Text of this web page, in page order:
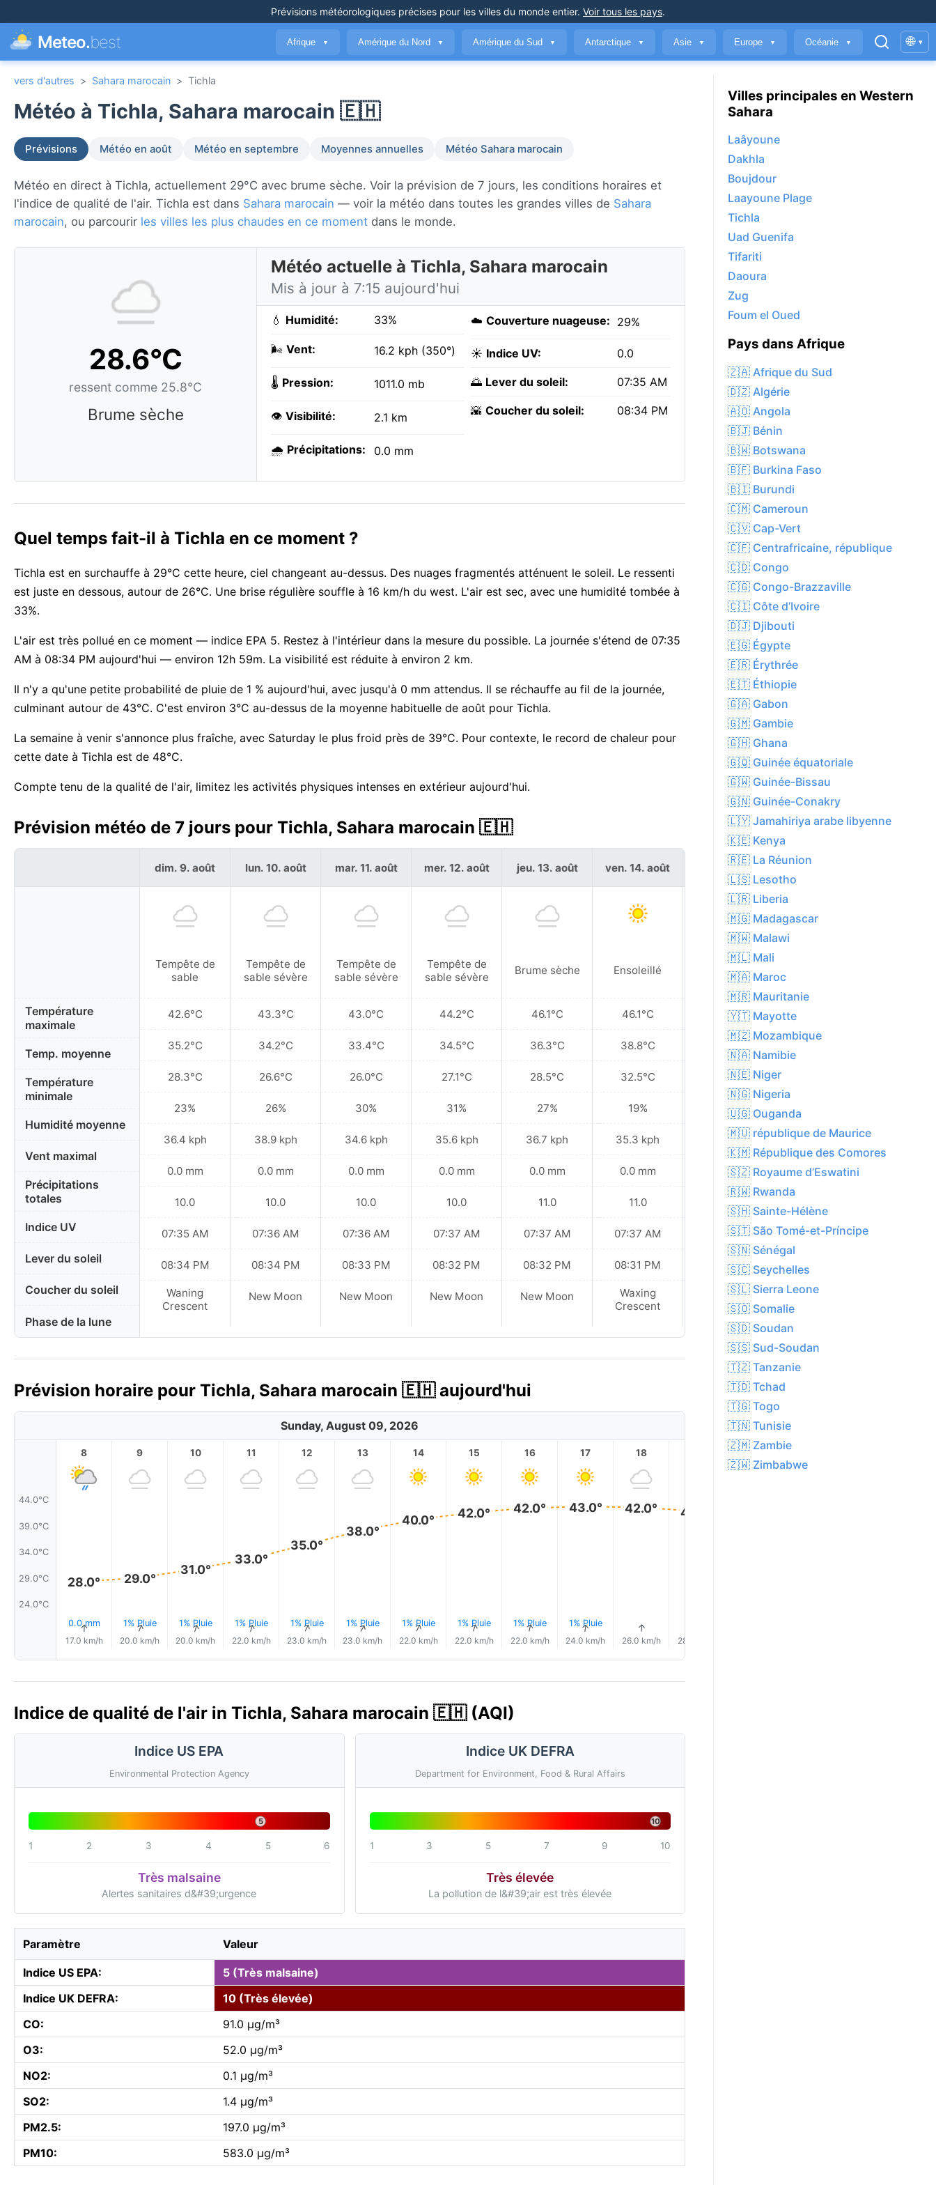
Prévisions météorologiques précises pour les villes du monde entier. Voir tous les pays.
Meteo.best Afrique ▼ Amérique du Nord ▼ Amérique du Sud ▼ Antarctique ▼ Asie ▼ Europe ▼ Océanie ▼ 🌐 ▾
vers d'autres > Sahara marocain > Tichla
Météo à Tichla, Sahara marocain 🇪🇭
Prévisions Météo en août Météo en septembre Moyennes annuelles Météo Sahara marocain
Météo en direct à Tichla, actuellement 29°C avec brume sèche. Voir la prévision de 7 jours, les conditions horaires et
l'indice de qualité de l'air. Tichla est dans Sahara marocain — voir la météo dans toutes les grandes villes de Sahara
marocain, ou parcourir les villes les plus chaudes en ce moment dans le monde.
28.6°C
ressent comme 25.8°C
Brume sèche
Météo actuelle à Tichla, Sahara marocain
Mis à jour à 7:15 aujourd'hui
💧 Humidité: 33%
🌬️ Vent: 16.2 kph (350°)
🌡️ Pression: 1011.0 mb
👁️ Visibilité: 2.1 km
🌧️ Précipitations: 0.0 mm
☁️ Couverture nuageuse: 29%
☀️ Indice UV: 0.0
🌅 Lever du soleil: 07:35 AM
🌇 Coucher du soleil: 08:34 PM
Quel temps fait-il à Tichla en ce moment ?
Tichla est en surchauffe à 29°C cette heure, ciel changeant au-dessus. Des nuages fragmentés atténuent le soleil. Le ressenti
est juste en dessous, autour de 26°C. Une brise régulière souffle à 16 km/h du west. L'air est sec, avec une humidité tombée à
33%.
L'air est très pollué en ce moment — indice EPA 5. Restez à l'intérieur dans la mesure du possible. La journée s'étend de 07:35
AM à 08:34 PM aujourd'hui — environ 12h 59m. La visibilité est réduite à environ 2 km.
Il n'y a qu'une petite probabilité de pluie de 1 % aujourd'hui, avec jusqu'à 0 mm attendus. Il se réchauffe au fil de la journée,
culminant autour de 43°C. C'est environ 3°C au-dessus de la moyenne habituelle de août pour Tichla.
La semaine à venir s'annonce plus fraîche, avec Saturday le plus froid près de 39°C. Pour contexte, le record de chaleur pour
cette date à Tichla est de 48°C.
Compte tenu de la qualité de l'air, limitez les activités physiques intenses en extérieur aujourd'hui.
Prévision météo de 7 jours pour Tichla, Sahara marocain 🇪🇭
Température
maximale
Temp. moyenne
Température
minimale
Humidité moyenne
Vent maximal
Précipitations
totales
Indice UV
Lever du soleil
Coucher du soleil
Phase de la lune
dim. 9. août
Tempête de
sable
42.6°C
35.2°C
28.3°C
23%
36.4 kph
0.0 mm
10.0
07:35 AM
08:34 PM
Waning
Crescent
lun. 10. août
Tempête de
sable sévère
43.3°C
34.2°C
26.6°C
26%
38.9 kph
0.0 mm
10.0
07:36 AM
08:34 PM
New Moon
mar. 11. août
Tempête de
sable sévère
43.0°C
33.4°C
26.0°C
30%
34.6 kph
0.0 mm
10.0
07:36 AM
08:33 PM
New Moon
mer. 12. août
Tempête de
sable sévère
44.2°C
34.5°C
27.1°C
31%
35.6 kph
0.0 mm
10.0
07:37 AM
08:32 PM
New Moon
jeu. 13. août
Brume sèche
46.1°C
36.3°C
28.5°C
27%
36.7 kph
0.0 mm
11.0
07:37 AM
08:32 PM
New Moon
ven. 14. août
Ensoleillé
46.1°C
38.8°C
32.5°C
19%
35.3 kph
0.0 mm
11.0
07:37 AM
08:31 PM
Waxing
Crescent
sam. 15. août
Ensoleillé
39.2°C
33.5°C
27.6°C
34%
23.0 kph
1.1 mm
07:38 AM
08:30 PM
Waxing
Crescent
Prévision horaire pour Tichla, Sahara marocain 🇪🇭 aujourd'hui
Sunday, August 09, 2026
44.0°C
39.0°C
34.0°C
29.0°C
24.0°C
8
28.0°
0.0 mm
↑
17.0 km/h
9
29.0°
1% Pluie
↑
20.0 km/h
10
31.0°
1% Pluie
↑
20.0 km/h
11
33.0°
1% Pluie
↑
22.0 km/h
12
35.0°
1% Pluie
↑
23.0 km/h
13
38.0°
1% Pluie
↑
23.0 km/h
14
40.0°
1% Pluie
↑
22.0 km/h
15
42.0°
1% Pluie
↑
22.0 km/h
16
42.0°
1% Pluie
↑
22.0 km/h
17
43.0°
1% Pluie
↑
24.0 km/h
18
42.0°
↑
26.0 km/h
42.0°
28.0 km/h
20
Indice de qualité de l'air in Tichla, Sahara marocain 🇪🇭 (AQI)
Indice US EPA
Environmental Protection Agency
5
1 2 3 4 5 6
Très malsaine
Alertes sanitaires d&#39;urgence
Indice UK DEFRA
Department for Environment, Food & Rural Affairs
10
1 3 5 7 9 10
Très élevée
La pollution de l&#39;air est très élevée
Paramètre Valeur
Indice US EPA:
5 (Très malsaine)
Indice UK DEFRA:
10 (Très élevée)
CO:
91.0 µg/m³
O3:
52.0 µg/m³
NO2:
0.1 µg/m³
SO2:
1.4 µg/m³
PM2.5:
197.0 µg/m³
PM10:
583.0 µg/m³
Villes principales en Western
Sahara
Laâyoune
Dakhla
Boujdour
Laayoune Plage
Tichla
Uad Guenifa
Tifariti
Daoura
Zug
Foum el Oued
Pays dans Afrique
🇿🇦 Afrique du Sud
🇩🇿 Algérie
🇦🇴 Angola
🇧🇯 Bénin
🇧🇼 Botswana
🇧🇫 Burkina Faso
🇧🇮 Burundi
🇨🇲 Cameroun
🇨🇻 Cap-Vert
🇨🇫 Centrafricaine, république
🇨🇩 Congo
🇨🇬 Congo-Brazzaville
🇨🇮 Côte d’Ivoire
🇩🇯 Djibouti
🇪🇬 Égypte
🇪🇷 Érythrée
🇪🇹 Éthiopie
🇬🇦 Gabon
🇬🇲 Gambie
🇬🇭 Ghana
🇬🇶 Guinée équatoriale
🇬🇼 Guinée-Bissau
🇬🇳 Guinée-Conakry
🇱🇾 Jamahiriya arabe libyenne
🇰🇪 Kenya
🇷🇪 La Réunion
🇱🇸 Lesotho
🇱🇷 Liberia
🇲🇬 Madagascar
🇲🇼 Malawi
🇲🇱 Mali
🇲🇦 Maroc
🇲🇷 Mauritanie
🇾🇹 Mayotte
🇲🇿 Mozambique
🇳🇦 Namibie
🇳🇪 Niger
🇳🇬 Nigeria
🇺🇬 Ouganda
🇲🇺 république de Maurice
🇰🇲 République des Comores
🇸🇿 Royaume d’Eswatini
🇷🇼 Rwanda
🇸🇭 Sainte-Hélène
🇸🇹 São Tomé-et-Príncipe
🇸🇳 Sénégal
🇸🇨 Seychelles
🇸🇱 Sierra Leone
🇸🇴 Somalie
🇸🇩 Soudan
🇸🇸 Sud-Soudan
🇹🇿 Tanzanie
🇹🇩 Tchad
🇹🇬 Togo
🇹🇳 Tunisie
🇿🇲 Zambie
🇿🇼 Zimbabwe